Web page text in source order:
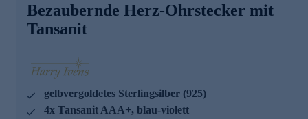
Was die Qualität unserer Schmuckstücke angeht, gehen wir
keine Kompromisse ein. Aus diesem Grund werden unsere
Schmuckwaren von unserer Qualitätssicherung und seitens
anderem beinhalten unsere Prüfprozesse Prüfungen auf
Konformität mit den Bestimmungen der Schweizer
Edelmetallkontrollgesetzgebung.
Sichern Sie sich den herzigen Edelsteinschmuck gleich
Bezaubernde Herz-Ohrstecker mit
Tansanit
gelbvergoldetes Sterlingsilber (925)
4x Tansanit AAA+, blau-violett